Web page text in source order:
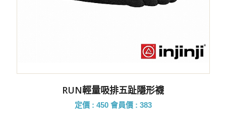
RUN輕量吸排五趾隱形襪
定價 : 450 會員價 : 383